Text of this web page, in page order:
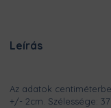
Leírás
Az adatok
+/- 2cm. Szélessége: